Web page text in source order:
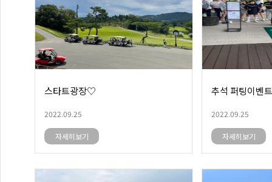
스타트광장♡
2022.09.25
자세히보기
추석 퍼팅이벤
2022.09.25
자세히보기